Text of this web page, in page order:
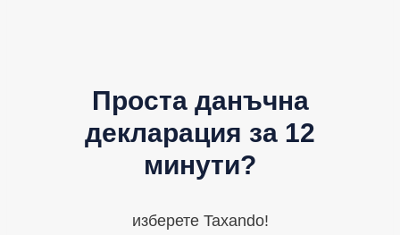
Проста данъчна
декларация за 12
минути?
изберете Taxando!